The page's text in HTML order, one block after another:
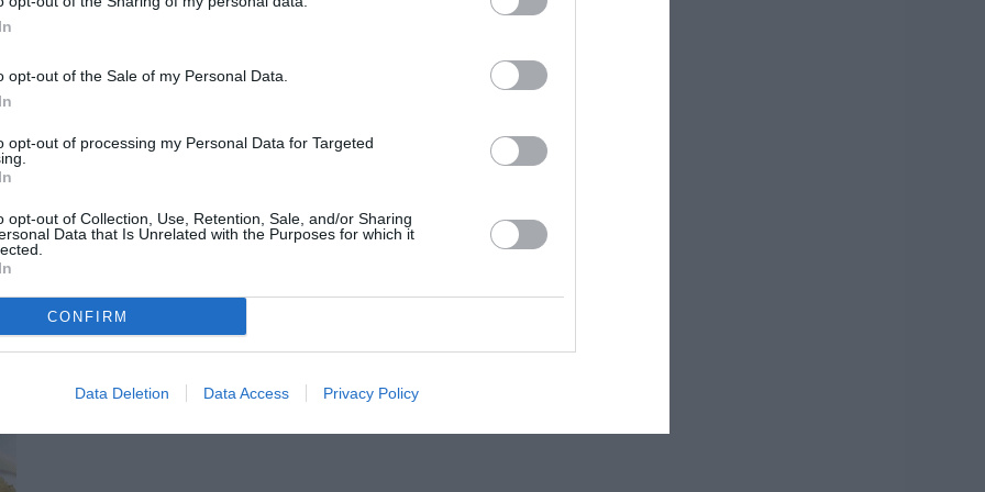
opt-out of the Sale of my Personal Data.
opt-out of processing my Personal Data for Targeted
opt-out of Collection, Use, Retention, Sale, and/or Sharing
Data that Is Unrelated with the Purposes for which it
CONFIRM
Data Deletion Data Access Privacy Policy
μία από τις δραστηριότητες που στηρίζει την
αν είναι την ίδια στιγμή ένα συζητήσιμο στοιχείο.
που φωτίζουν τα δομικά προβλήματα της
ΕΝΕΡΓΕΙΑΣ ΟΙΚΟΔΟΜΙΚΟΣ ΚΑΝΟΝΙΣΜΟΣ